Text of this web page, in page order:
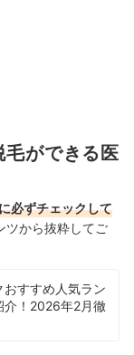
ができる医
必ずチェックして
ツから抜粋してご
すすめ人気ラン
介！2026年2月徹